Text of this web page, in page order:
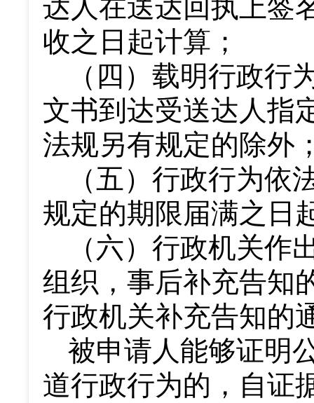
达人在送达回执上签
收之日起计算；
（四）载明行政行
文书到达受送达人指
法规另有规定的除外
（五）行政行为依
规定的期限届满之日
（六）行政机关作
组织，事后补充告知
行政机关补充告知的
被申请人能够证明
道行政行为的，自证